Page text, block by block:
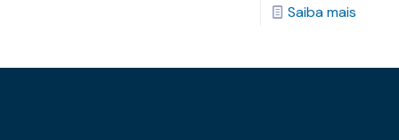
Saiba mais